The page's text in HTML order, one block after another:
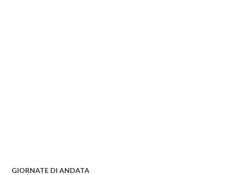
GIORNATE DI ANDATA